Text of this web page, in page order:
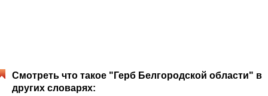
Смотреть что такое "Герб Белгородской области" в
других словарях: